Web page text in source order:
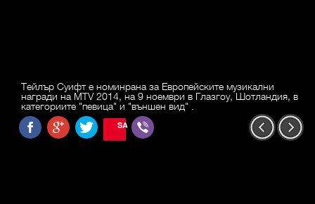
Тейлър Суифт е номинрана за Европейските музикални
награди на MTV 2014, на 9 ноември в Глазгоу, Шотландия, в
категориите "певица" и "външен вид" .
SAVE